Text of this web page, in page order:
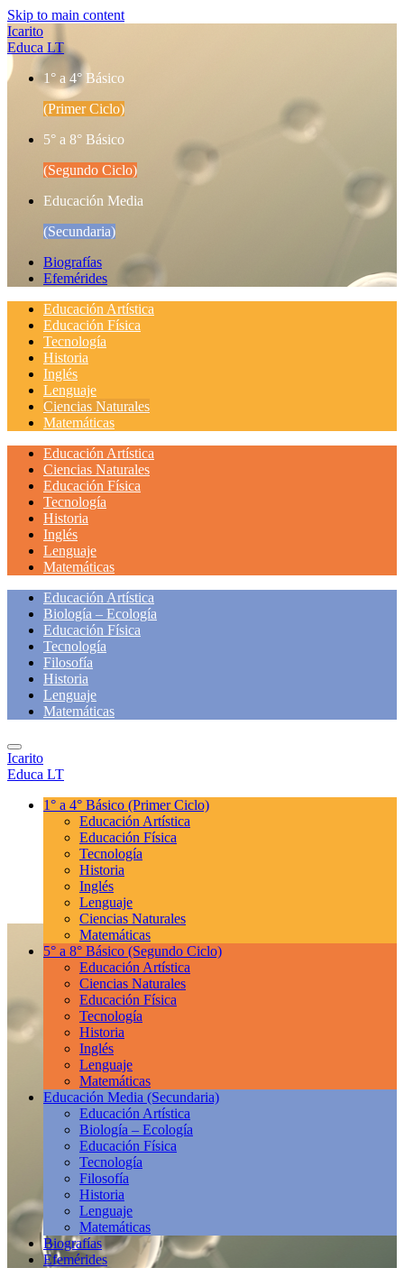
Skip to main content
Icarito
Educa LT
1° a 4° Básico
(Primer Ciclo)
5° a 8° Básico
(Segundo Ciclo)
Educación Media
(Secundaria)
Biografías
Efemérides
Educación Artística
Educación Física
Tecnología
Historia
Inglés
Lenguaje
Ciencias Naturales
Matemáticas
Educación Artística
Ciencias Naturales
Educación Física
Tecnología
Historia
Inglés
Lenguaje
Matemáticas
Educación Artística
Biología – Ecología
Educación Física
Tecnología
Filosofía
Historia
Lenguaje
Matemáticas
Icarito
Educa LT
1° a 4° Básico (Primer Ciclo)
Educación Artística
Educación Física
Tecnología
Historia
Inglés
Lenguaje
Ciencias Naturales
Matemáticas
5° a 8° Básico (Segundo Ciclo)
Educación Artística
Ciencias Naturales
Educación Física
Tecnología
Historia
Inglés
Lenguaje
Matemáticas
Educación Media (Secundaria)
Educación Artística
Biología – Ecología
Educación Física
Tecnología
Filosofía
Historia
Lenguaje
Matemáticas
Biografías
Efemérides